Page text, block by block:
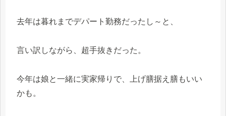
去年は暮れまでデパート勤務だったし～と、
言い訳しながら、超手抜きだった。
今年は娘と一緒に実家帰りで、上げ膳据え膳もいい
かも。